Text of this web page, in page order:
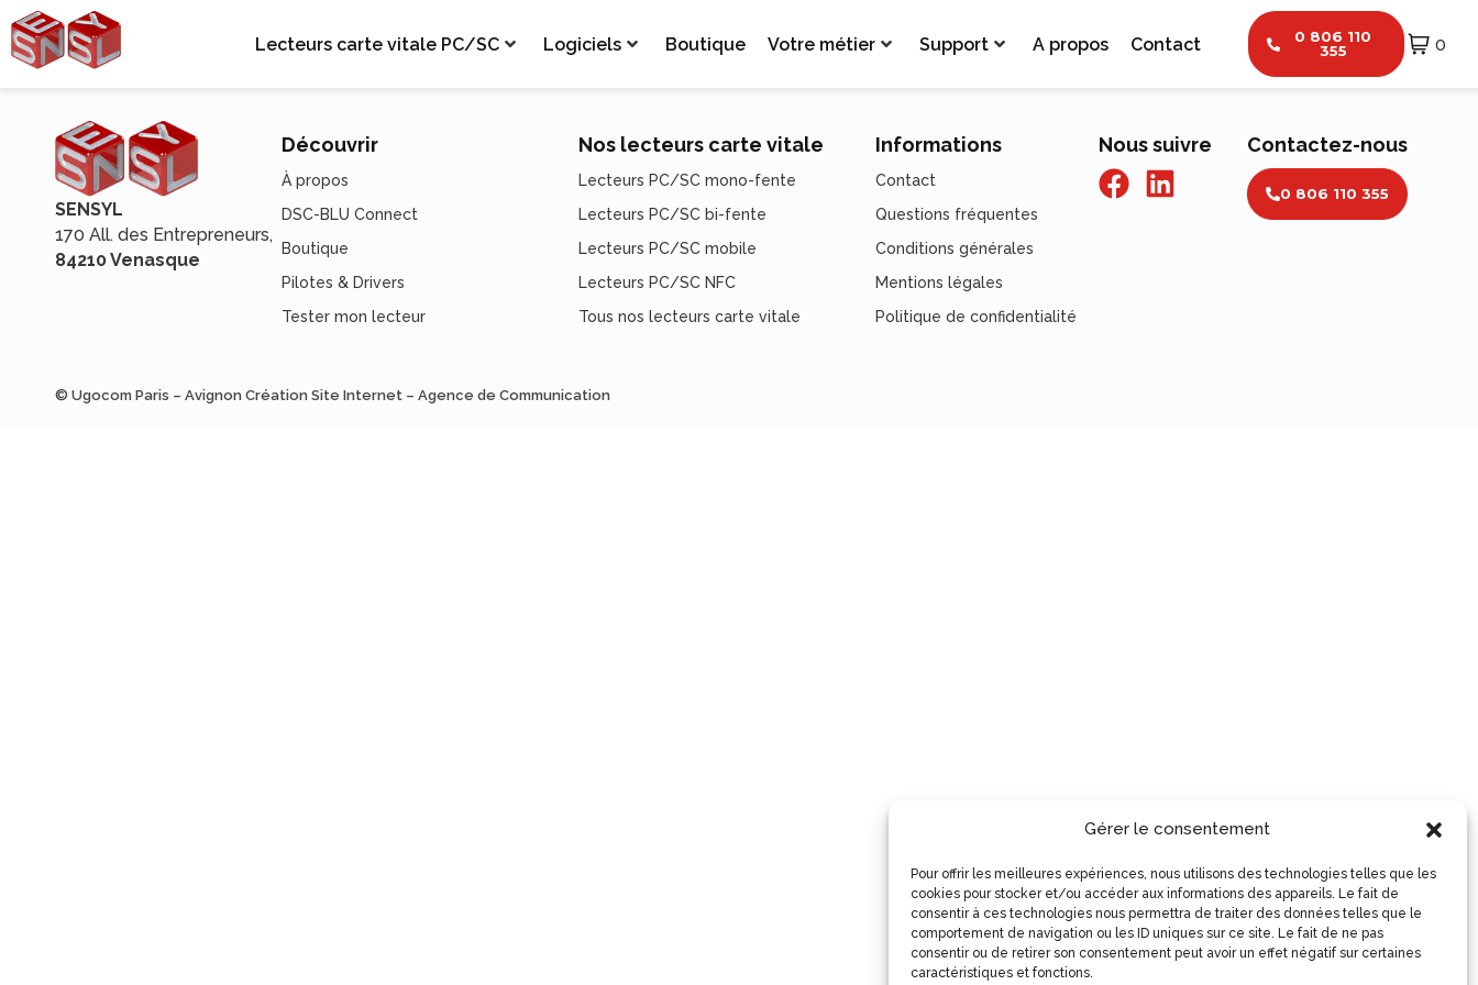
Gérer le consentement
Pour offrir les meilleures expériences, nous utilisons des technologies telles que les
cookies pour stocker et/ou accéder aux informations des appareils. Le fait de
consentir à ces technologies nous permettra de traiter des données telles que le
comportement de navigation ou les ID uniques sur ce site. Le fait de ne pas
consentir ou de retirer son consentement peut avoir un effet négatif sur certaines
caractéristiques et fonctions.
Lecteurs carte vitale PC/SC Logiciels Boutique Votre métier Support A propos Contact
0 806 110
355
0
SENSYL
170 All. des Entrepreneurs,
84210 Venasque
Découvrir
À propos
DSC-BLU Connect
Boutique
Pilotes & Drivers
Tester mon lecteur
Nos lecteurs carte vitale
Lecteurs PC/SC mono-fente
Lecteurs PC/SC bi-fente
Lecteurs PC/SC mobile
Lecteurs PC/SC NFC
Tous nos lecteurs carte vitale
Informations
Contact
Questions fréquentes
Conditions générales
Mentions légales
Politique de confidentialité
Nous suivre Contactez-nous
0 806 110 355
© Ugocom Paris – Avignon Création Site Internet – Agence de Communication